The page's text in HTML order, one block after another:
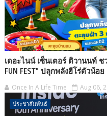
เดอะไนน์ เซ็นเตอร์ ติวานนท์ ช
FUN FEST” ปลุกพลังฮีโร่ตัวน้อ
Once In A Life Time Aug 06,
ประชาสัมพันธ์